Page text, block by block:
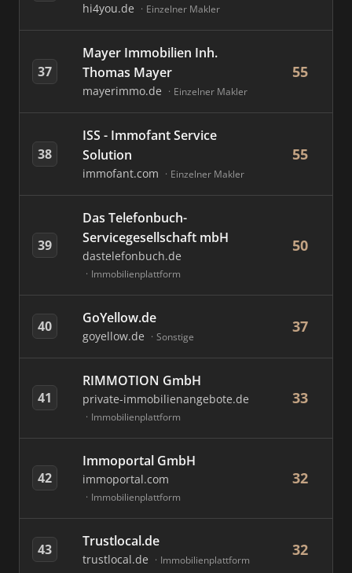
hi4you.de Einzelner Makler
37
Mayer Immobilien Inh.
Thomas Mayer
mayerimmo.de Einzelner Makler
55
38
ISS - Immofant Service
Solution
immofant.com Einzelner Makler
55
39
Das Telefonbuch-
Servicegesellschaft mbH
dastelefonbuch.de
Immobilienplattform
50
40 GoYellow.de
goyellow.de Sonstige
37
41
RIMMOTION GmbH
private-immobilienangebote.de
Immobilienplattform
33
42
Immoportal GmbH
immoportal.com
Immobilienplattform
32
43 Trustlocal.de
trustlocal.de Immobilienplattform
32